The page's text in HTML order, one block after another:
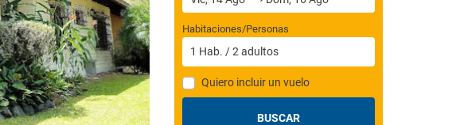
Habitaciones/Personas
1 Hab. /2 adultos
Quiero incluir un vuelo
BUSCAR